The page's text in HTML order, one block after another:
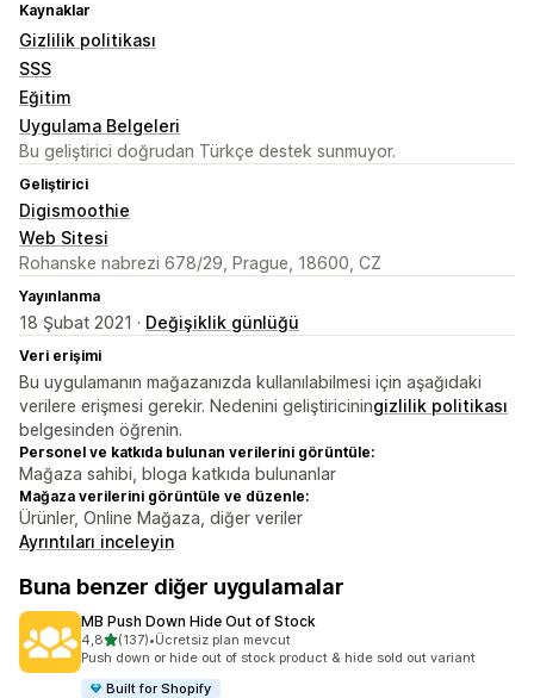
Kaynaklar
Gizlilik politikası
SSS
Eğitim
Uygulama Belgeleri
Bu geliştirici doğrudan Türkçe destek sunmuyor.
Geliştirici
Digismoothie
Web Sitesi
Rohanske nabrezi 678/29, Prague, 18600, CZ
Yayınlanma
18 Şubat 2021 · Değişiklik günlüğü
Veri erişimi
Bu uygulamanın mağazanızda kullanılabilmesi için aşağıdaki
verilere erişmesi gerekir. Nedenini geliştiriciningizlilik politikası
belgesinden öğrenin.
Personel ve katkıda bulunan verilerini görüntüle:
Mağaza sahibi, bloga katkıda bulunanlar
Mağaza verilerini görüntüle ve düzenle:
Ürünler, Online Mağaza, diğer veriler
Ayrıntıları inceleyin
Buna benzer diğer uygulamalar
MB Push Down Hide Out of Stock
4,85 yıldız üzerinden
(137)
toplam 137 değerlendirme
•Ücretsiz plan mevcut
Push down or hide out of stock product & hide sold out variant
Built for Shopify